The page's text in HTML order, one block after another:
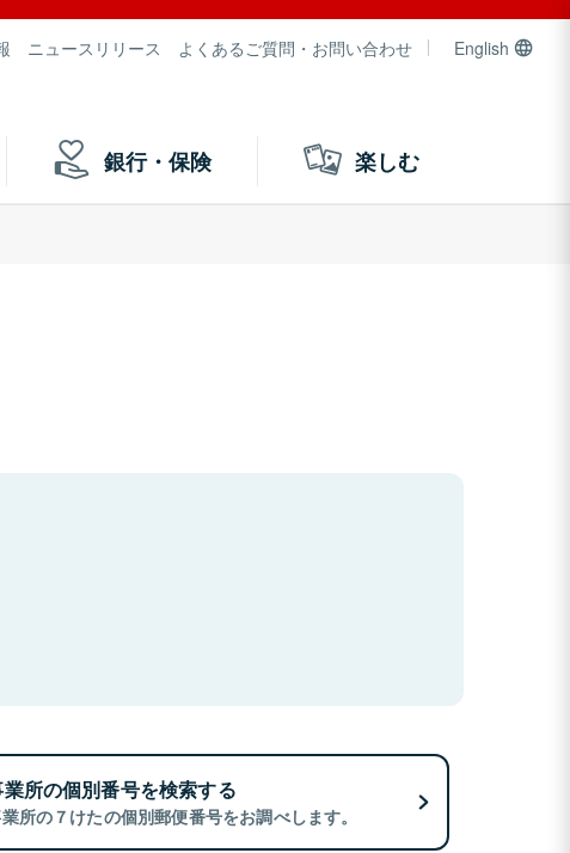
ニュースリリース よくあるご質問・お問い合わせ English
銀行・保険 楽しむ
所の個別番号を検索する
所の７けたの個別郵便番号をお調べします。